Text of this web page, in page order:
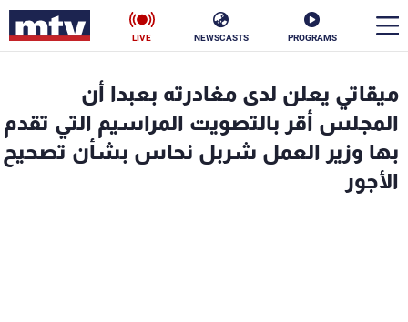
PROGRAMS
NEWSCASTS
LIVE
ميقاتي يعلن لدى مغادرته بعبدا أن
المجلس أقر بالتصويت المراسيم التي تقدم
بها وزير العمل شربل نحاس بشأن تصحيح
الأجور
الأخبار
سياسة